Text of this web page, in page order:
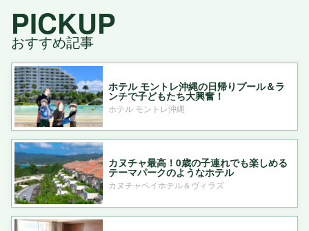
PICKUP
おすすめ記事
ホテル モントレ沖縄の日帰りプール＆ラ
ンチで子どもたち大興奮！
ホテル モントレ沖縄
カヌチャ最高！0歳の子連れでも楽しめる
テーマパークのようなホテル
カヌチャベイホテル＆ヴィラズ